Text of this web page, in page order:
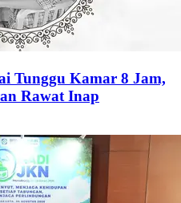
Tunggu Kamar 8 Jam,
Rawat Inap